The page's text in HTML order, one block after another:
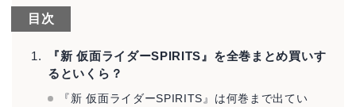
目次
『新 仮面ライダーSPIRITS』を全巻まとめ買いす
るといくら？
『新 仮面ライダーSPIRITS』は何巻まで出てい